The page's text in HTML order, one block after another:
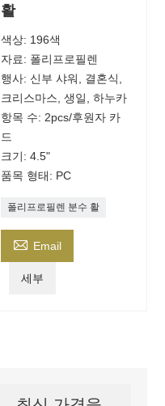
활
색상: 196색
자료: 폴리프로필렌
행사: 신부 샤워, 결혼식,
크리스마스, 생일, 하누카
항목 수: 2pcs/후원자 카
드
크기: 4.5"
품목 형태: PC
폴리프로필렌 분수 활
 Email
세부